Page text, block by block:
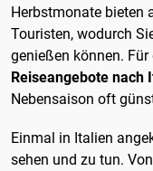
Herbstmonate bieten
Touristen, wodurch
genießen können.
Reiseangebote nach
Nebensaison oft
Einmal in Italien
sehen und zu tun.